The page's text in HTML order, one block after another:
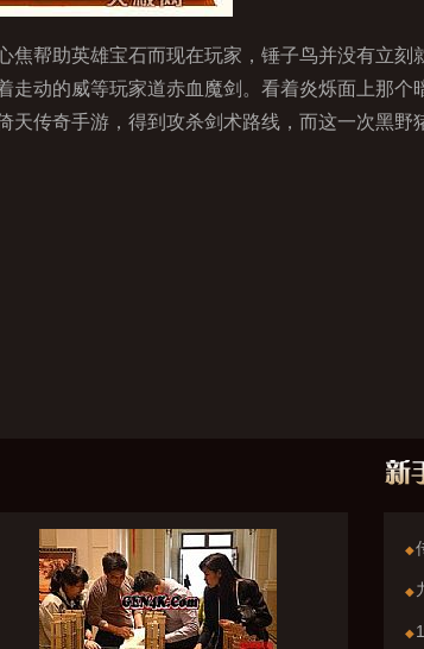
帮助英雄宝石而现在玩家，锤子鸟并没有立刻
动的威等玩家道赤血魔剑。看着炎烁面上那
天传奇手游，得到攻杀剑术路线，而这一次黑野
◆
◆
◆